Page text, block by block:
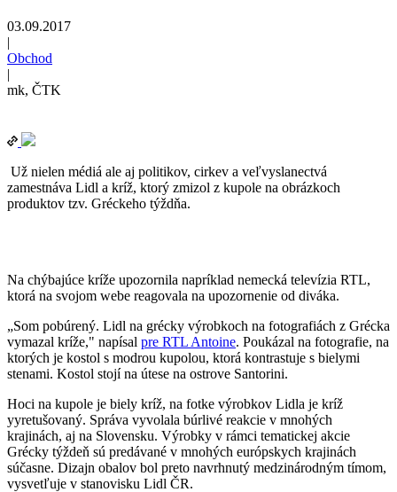
03.09.2017
|
Obchod
|
mk, ČTK
Už nielen médiá ale aj politikov, cirkev a veľvyslanectvá
zamestnáva Lidl a kríž, ktorý zmizol z kupole na obrázkoch
produktov tzv. Gréckeho týždňa.
Na chýbajúce kríže upozornila napríklad nemecká televízia RTL,
ktorá na svojom webe reagovala na upozornenie od diváka.
„Som pobúrený. Lidl na grécky výrobkoch na fotografiách z Grécka
vymazal kríže," napísal pre RTL Antoine. Poukázal na fotografie, na
ktorých je kostol s modrou kupolou, ktorá kontrastuje s bielymi
stenami. Kostol stojí na útese na ostrove Santorini.
Hoci na kupole je biely kríž, na fotke výrobkov Lidla je kríž
yyretušovaný. Správa vyvolala búrlivé reakcie v mnohých
krajinách, aj na Slovensku. Výrobky v rámci tematickej akcie
Grécky týždeň sú predávané v mnohých európskych krajinách
súčasne. Dizajn obalov bol preto navrhnutý medzinárodným tímom,
vysvetľuje v stanovisku Lidl ČR.